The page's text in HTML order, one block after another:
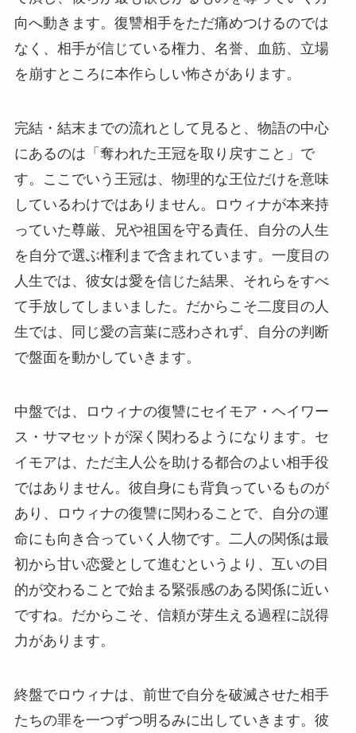
向へ動きます。復讐相手をただ痛めつけるのでは
なく、相手が信じている権力、名誉、血筋、立場
を崩すところに本作らしい怖さがあります。
完結・結末までの流れとして見ると、物語の中心
にあるのは「奪われた王冠を取り戻すこと」で
す。ここでいう王冠は、物理的な王位だけを意味
しているわけではありません。ロウィナが本来持
っていた尊厳、兄や祖国を守る責任、自分の人生
を自分で選ぶ権利まで含まれています。一度目の
人生では、彼女は愛を信じた結果、それらをすべ
て手放してしまいました。だからこそ二度目の人
生では、同じ愛の言葉に惑わされず、自分の判断
で盤面を動かしていきます。
中盤では、ロウィナの復讐にセイモア・ヘイワー
ス・サマセットが深く関わるようになります。セ
イモアは、ただ主人公を助ける都合のよい相手役
ではありません。彼自身にも背負っているものが
あり、ロウィナの復讐に関わることで、自分の運
命にも向き合っていく人物です。二人の関係は最
初から甘い恋愛として進むというより、互いの目
的が交わることで始まる緊張感のある関係に近い
ですね。だからこそ、信頼が芽生える過程に説得
力があります。
終盤でロウィナは、前世で自分を破滅させた相手
たちの罪を一つずつ明るみに出していきます。彼